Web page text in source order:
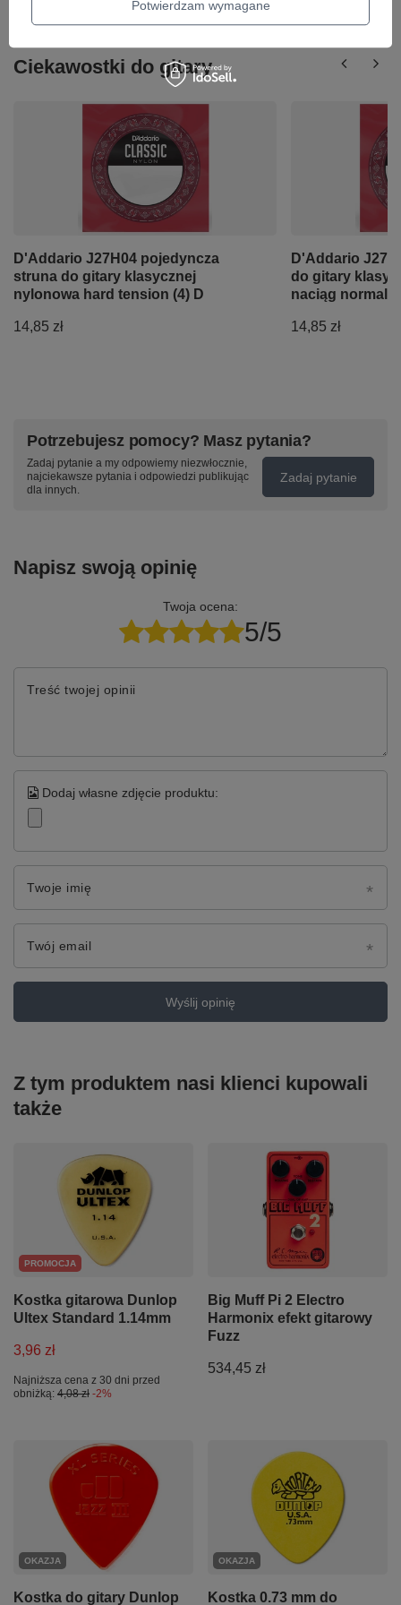
Ciekawostki do gitary
D'Addario J27H04 pojedyncza
struna do gitary klasycznej
nylonowa hard tension (4) D
14,85 zł
D'Addario
do gitary
naciąg
14,85 zł
Potrzebujesz pomocy? Masz pytania?
Zadaj pytanie a my odpowiemy niezwłocznie,
najciekawsze pytania i odpowiedzi publikując
dla innych.
Zadaj pytanie
Napisz swoją opinię
Twoja ocena:
5/5
Treść twojej opinii
Dodaj własne zdjęcie produktu:
Twoje imię
Twój email
Wyślij opinię
Z tym produktem nasi klienci kupowali
także
PROMOCJA
Kostka gitarowa Dunlop
Ultex Standard 1.14mm
3,96 zł
Najniższa cena z 30 dni przed
obniżką: 4,08 zł -2%
Big Muff Pi 2 Electro
Harmonix efekt gitarowy
Fuzz
534,45 zł
OKAZJA
Kostka do gitary Dunlop
OKAZJA
Kostka 0.73 mm do
Potwierdzam wymagane